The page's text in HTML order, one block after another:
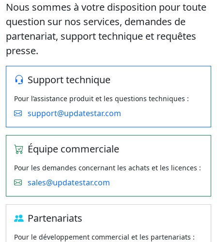
Nous sommes à votre disposition pour toute
question sur nos services, demandes de
partenariat, support technique et requêtes
presse.
Support technique
Pour l’assistance produit et les questions techniques :
support@updatestar.com
Équipe commerciale
Pour les demandes concernant les achats et les licences :
sales@updatestar.com
Partenariats
Pour le développement commercial et les partenariats :